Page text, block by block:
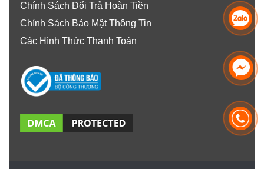
Chính Sách Đổi Trả Hoàn Tiền
Chính Sách Bảo Mật Thông Tin
Các Hình Thức Thanh Toán